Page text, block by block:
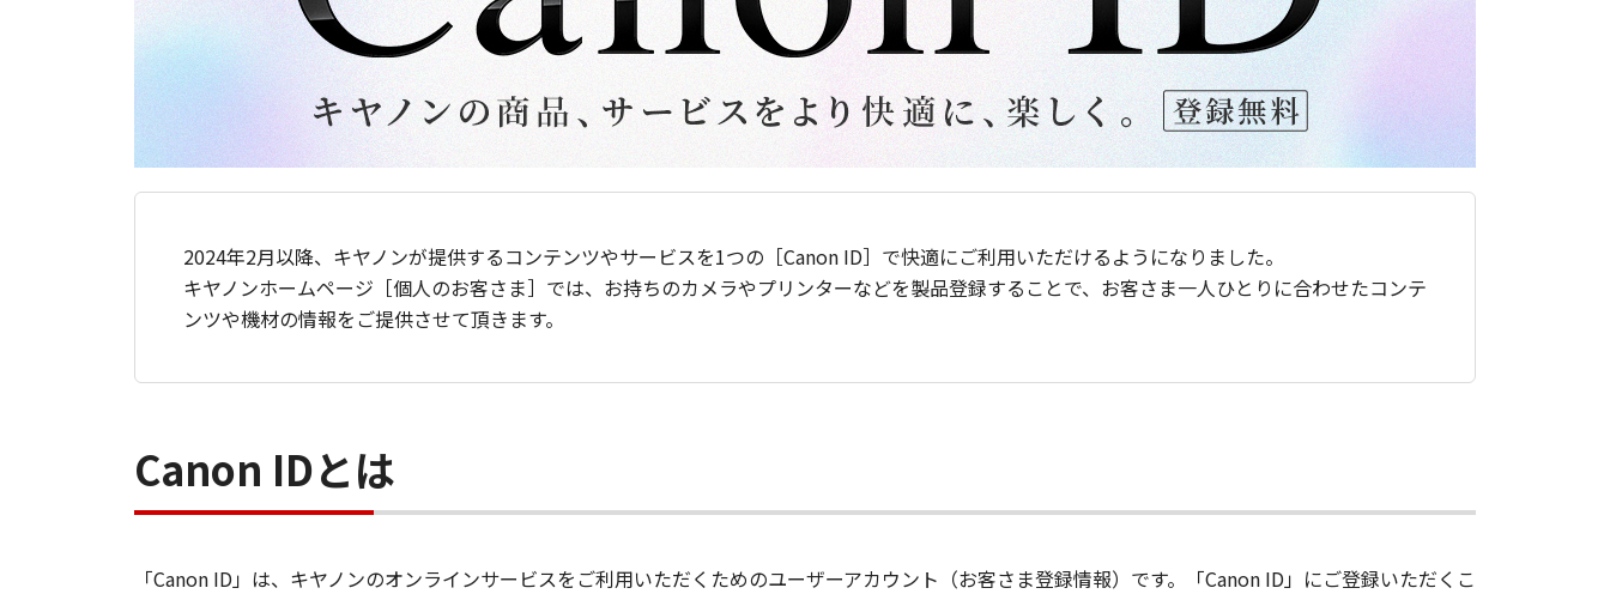
2024年2月以降、キヤノンが提供するコンテンツやサービスを1つの［Canon ID］で快適にご利用いただけるようになりました。
キヤノンホームページ［個人のお客さま］では、お持ちのカメラやプリンターなどを製品登録することで、お客さま一人ひとりに合わせたコンテ
ンツや機材の情報をご提供させて頂きます。
Canon IDとは
「Canon ID」は、キヤノンのオンラインサービスをご利用いただくためのユーザーアカウント（お客さま登録情報）です。「Canon ID」にご登録いただくこ